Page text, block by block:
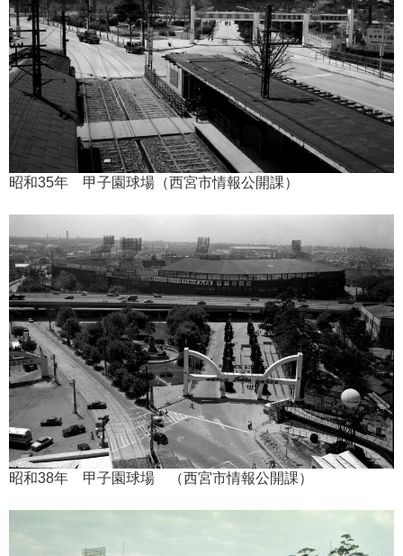
昭和35年 甲子園球場（西宮市情報公開課）
昭和38年 甲子園球場 （西宮市情報公開課）